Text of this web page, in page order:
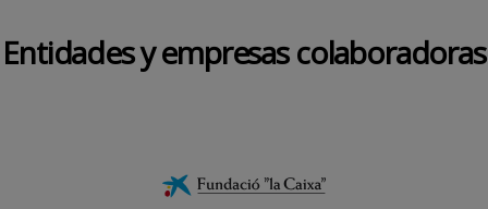
Entidades y empresas colaboradoras